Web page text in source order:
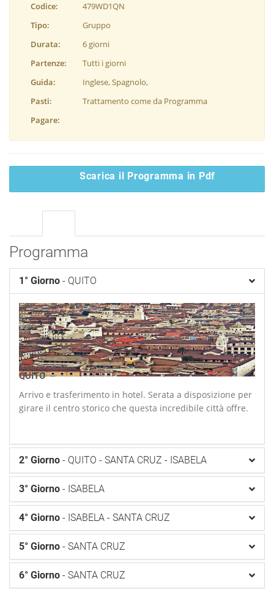
Codice:
479WD1QN
Tipo:
Gruppo
Durata:
6 giorni
Partenze:
Tutti i giorni
Guida:
Inglese, Spagnolo,
Pasti:
Trattamento come da Programma
Pagare:
Scarica il Programma in Pdf
Programma
1° Giorno - QUITO
0
QUITO
Arrivo e trasferimento in hotel. Serata a disposizione per
girare il centro storico che questa incredibile città offre.
2° Giorno - QUITO - SANTA CRUZ - ISABELA
3° Giorno - ISABELA
4° Giorno - ISABELA - SANTA CRUZ
5° Giorno - SANTA CRUZ
6° Giorno - SANTA CRUZ